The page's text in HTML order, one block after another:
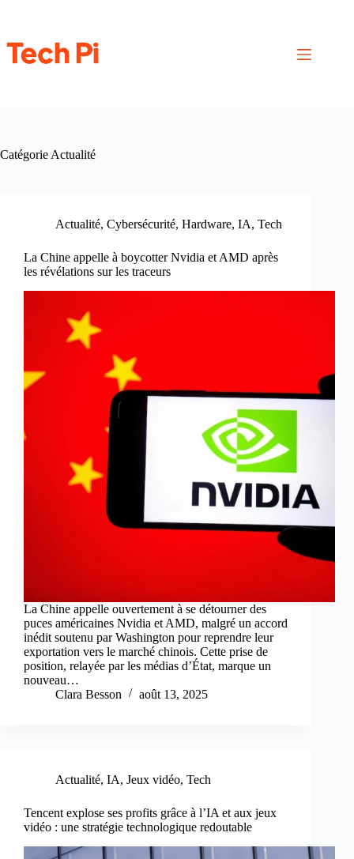
Catégorie Actualité
Actualité, Cybersécurité, Hardware, IA, Tech
La Chine appelle à boycotter Nvidia et AMD après
les révélations sur les traceurs
La Chine appelle ouvertement à se détourner des
puces américaines Nvidia et AMD, malgré un accord
inédit soutenu par Washington pour reprendre leur
exportation vers le marché chinois. Cette prise de
position, relayée par les médias d’État, marque un
nouveau…
Clara Besson
août 13, 2025
Actualité, IA, Jeux vidéo, Tech
Tencent explose ses profits grâce à l’IA et aux jeux
vidéo : une stratégie technologique redoutable